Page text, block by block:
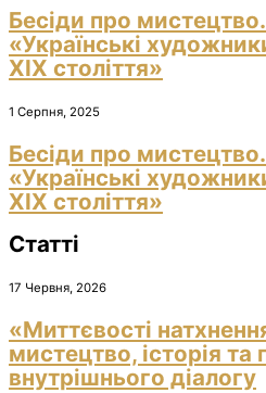
Бесіди про
«Українські
ХІХ століття»
1 Серпня, 2025
Бесіди про
«Українські
ХІХ століття»
Статті
17 Червня, 2026
«Миттєвості
мистецтво, історія та
внутрішнього діалогу